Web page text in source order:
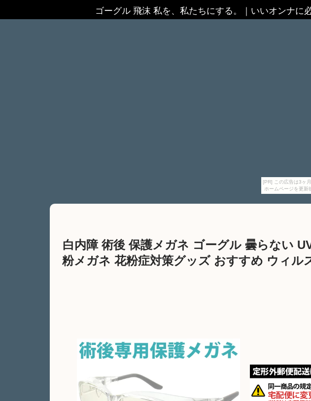
[PR] この広告は3ヶ
ホームページを更新
ゴーグル 飛沫 私を、私たちにする。 いいオンナに
白内障 術後 保護メガネ ゴーグル 曇らない
粉メガネ 花粉症対策グッズ おすすめ ウィ